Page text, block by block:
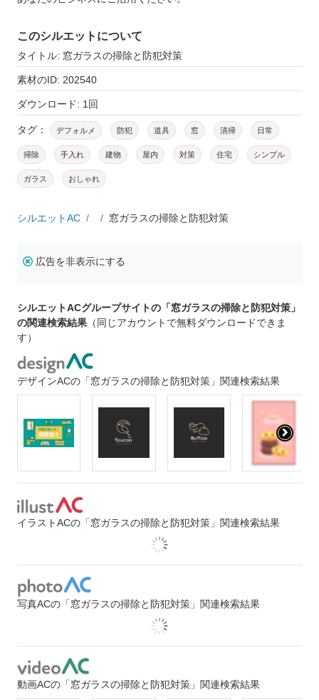
このシルエットについて
タイトル: 窓ガラスの掃除と防犯対策
素材のID: 202540
ダウンロード: 1回
タグ： デフォルメ 防犯 道具 窓 清掃 日常
掃除 手入れ 建物 屋内 対策 住宅 シンプル
ガラス おしゃれ
シルエットAC 窓ガラスの掃除と防犯対策
広告を非表示にする
シルエットACグループサイトの「窓ガラスの掃除と防犯対策」
の関連検索結果 （同じアカウントで無料ダウンロードできま
す）
デザインACの「窓ガラスの掃除と防犯対策」関連検索結果
イラストACの「窓ガラスの掃除と防犯対策」関連検索結果
写真ACの「窓ガラスの掃除と防犯対策」関連検索結果
動画ACの「窓ガラスの掃除と防犯対策」関連検索結果